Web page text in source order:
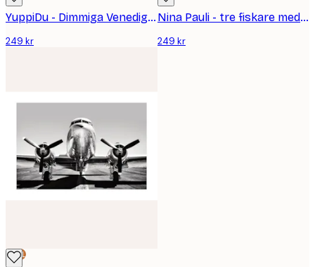
YuppiDu - Dimmiga Venedig Gondoler Poster
249 kr
Nina Pauli - tre fiskare med paraply Poster
249 kr
DEAL